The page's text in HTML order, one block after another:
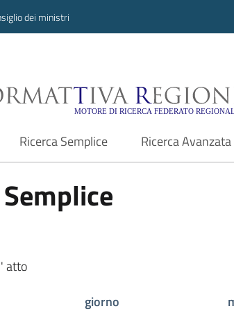
dei ministri
Regioni -
Ricerca Semplice Ricerca Avanzata
atto
giorno